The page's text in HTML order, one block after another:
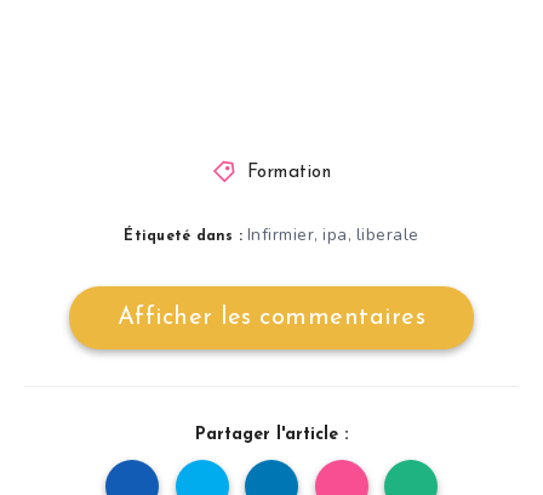
Formation
Étiqueté dans : Infirmier,ipa, liberale
Afficher les commentaires
Partager l'article :